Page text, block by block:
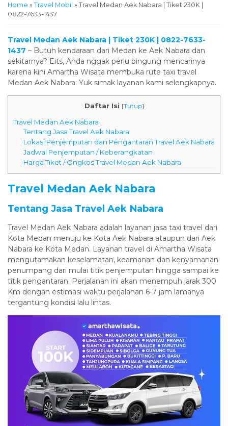
Home » Travel Mobil » Travel Medan Aek Nabara | Tiket 230K |
0822-7633-1437
Travel Medan Aek Nabara | Tiket 230K | 0822-7633-
1437 – Butuh kendaraan dari Medan ke Aek Nabara dan
sekitarnya? Eits, Anda nggak perlu bingung mencarinya
karena kini Amartha Wisata membuka rute taxi travel
Medan Aek Nabara. Yuk simak layanan kami selengkapnya.
Daftar Isi [Tutup]
Travel Medan Aek Nabara
Tentang Jasa Travel Aek Nabara
Lokasi Penjemputan dan Pengantaran Travel Aek Nabara
Jadwal Penjemputan / Keberangkatan
Harga Tiket / Ongkos Travel Medan Aek Nabara
Travel Medan Aek Nabara
Tentang Jasa Travel Aek Nabara
Travel Medan Aek Nabara adalah layanan jasa taxi travel dari
Kota Medan menuju ke Kota Aek Nabara ataupun dari Aek
Nabara ke Kota Medan. Layanan travel di Amartha Wisata
mengutamakan keselamatan, keamanan dan kenyamanan
penumpang dari mulai titik penjemputan hingga sampai ke
titik pengantaran. Perjalanan ini akan menempuh jarak 300
Km dengan estimasi waktu perjalanan 6-7 jam lamanya
tergantung kondisi lalu lintas.